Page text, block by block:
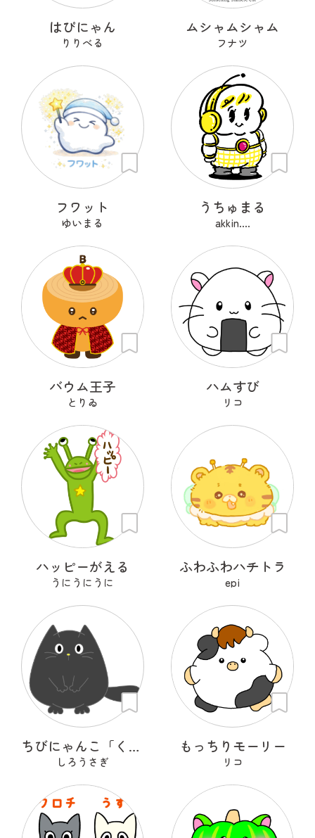
はぴにゃん
りりべる
ムシャムシャム
フナツ
フワット
ゆいまる
うちゅまる
akkin....
バウム王子
とりゐ
ハムすび
リコ
ハッピーがえる
うにうにうに
ふわふわハチトラ
epi
ちびにゃんこ「くろちゃん♡」
しろうさぎ
もっちりモーリー
リコ